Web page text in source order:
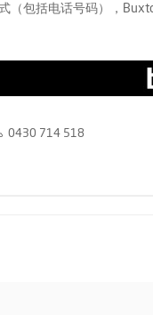
（包括电话号码），
0430 714 518